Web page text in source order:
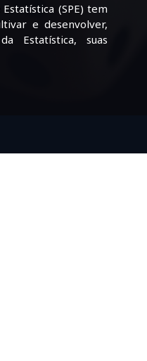
(SPE) tem
e desenvolver,
Estatística, suas